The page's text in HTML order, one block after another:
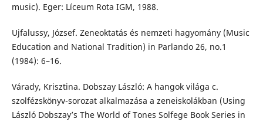
music). Eger: Líceum Rota IGM, 1988.
Ujfalussy, József. Zeneoktatás és nemzeti hagyomány (Music
Education and National Tradition) in Parlando 26, no.1
(1984): 6–16.
Várady, Krisztina. Dobszay László: A hangok világa c.
szolfézskönyv-sorozat alkalmazása a zeneiskolákban (Using
László Dobszay’s The World of Tones Solfege Book Series in